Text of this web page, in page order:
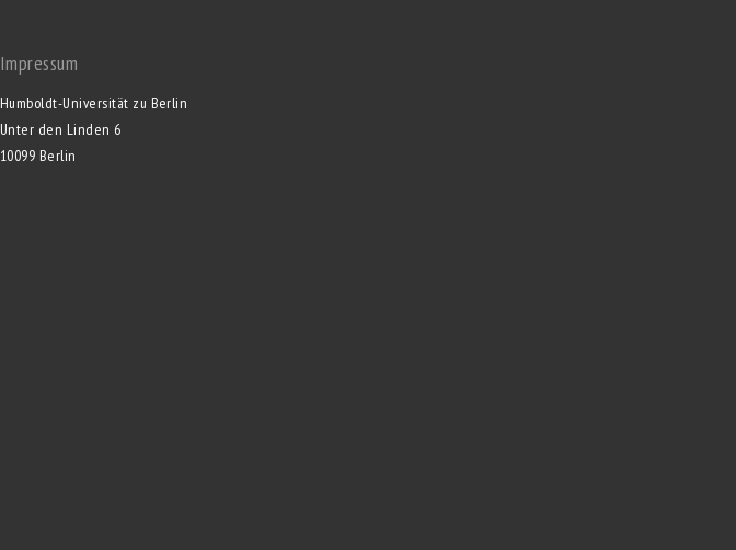
Impressum
Humboldt-Universität zu Berlin
Unter den Linden 6
10099 Berlin